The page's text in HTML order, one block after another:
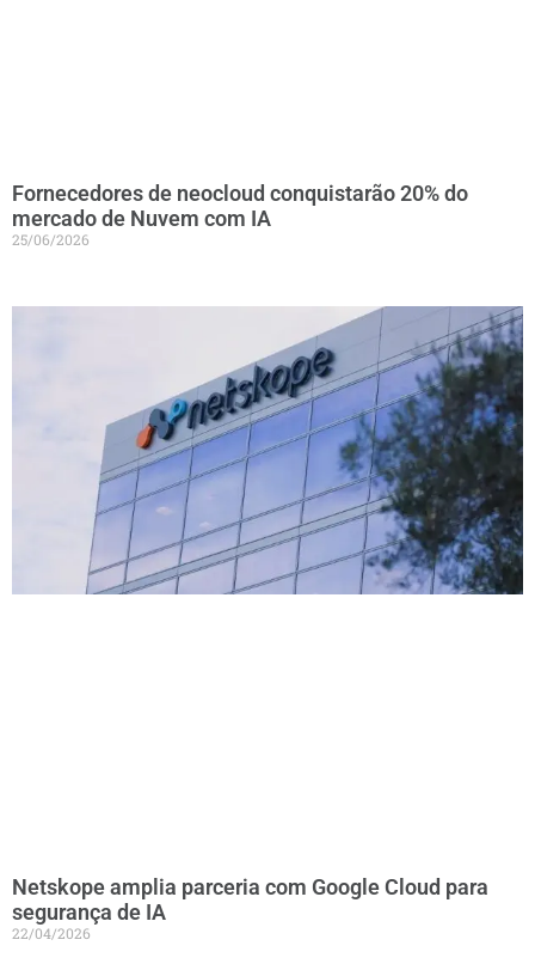
Fornecedores de neocloud conquistarão 20% do
mercado de Nuvem com IA
25/06/2026
Netskope amplia parceria com Google Cloud para
segurança de IA
22/04/2026